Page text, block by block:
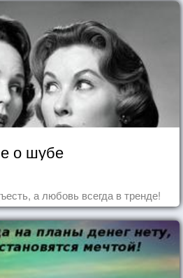
о шубе
а любовь всегда в тренде!